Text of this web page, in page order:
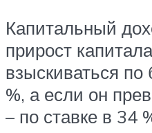
Капитальный
прирост
взыскиваться по
%, а если он
– по ставке в 34